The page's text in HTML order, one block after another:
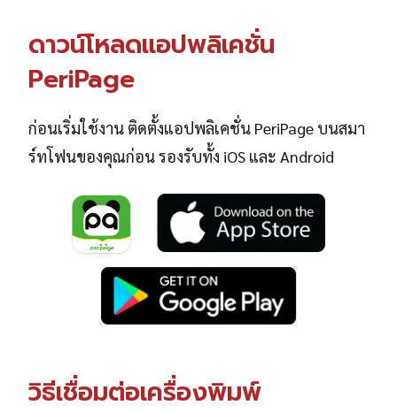
ดาวน์โหลดแอปพลิเคชั่น
PeriPage
ก่อนเริ่มใช้งาน ติดตั้งแอปพลิเคชั่น PeriPage บนสมา
ร์ทโฟนของคุณก่อน รองรับทั้ง iOS และ Android
วิธีเชื่อมต่อเครื่องพิมพ์